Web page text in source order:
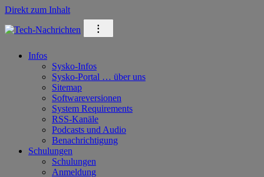
Direkt zum Inhalt
⁝
Infos
Sysko-Infos
Sysko-Portal … über uns
Sitemap
Softwareversionen
System Requirements
RSS-Kanäle
Podcasts und Audio
Benachrichtigung
Schulungen
Schulungen
Anmeldung